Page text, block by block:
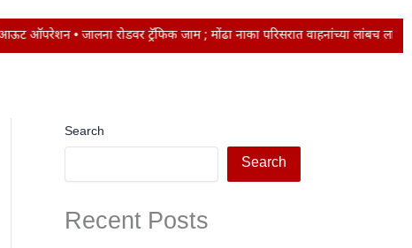
जाम ; मोंढा नाका परिसरात वाहनांच्या लांबच लांब रांगा • नगरसेवकांच्या
Search
Search
Recent Posts